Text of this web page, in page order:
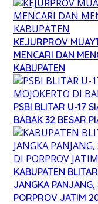
KEJURPROV
MENCARI DAN
KABUPATEN
PSBI BLITAR U-17
BABAK 32 BESAR
KABUPATEN
JANGKA PANJANG,
PORPROV JATIM